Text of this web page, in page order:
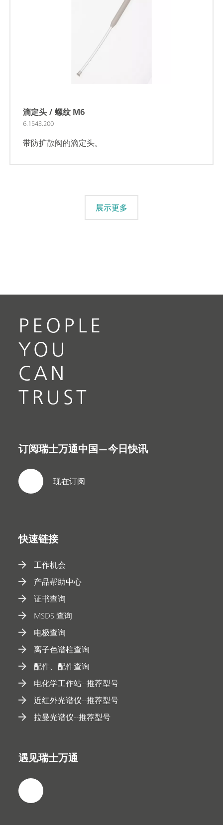
滴定头 / 螺纹 M6
6.1543.200
带防扩散阀的滴定头。
展示更多
PEOPLE
YOU
CAN
TRUST
订阅瑞士万通中国—今日快讯
现在订阅
快速链接
工作机会
产品帮助中心
证书查询
MSDS 查询
电极查询
离子色谱柱查询
配件、配件查询
电化学工作站--推荐型号
近红外光谱仪--推荐型号
拉曼光谱仪--推荐型号
遇见瑞士万通